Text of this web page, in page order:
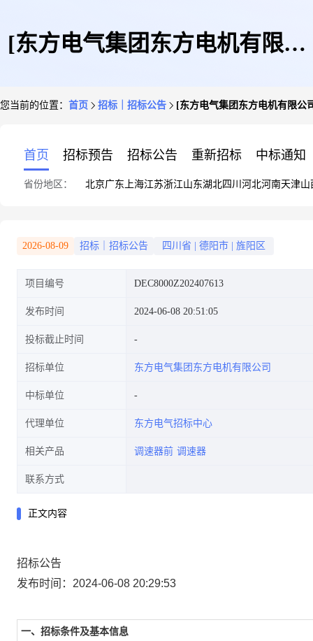
[东方电气集团东方电机有限公
您当前的位置： 首页 招标｜招标公告 [东方电气集团东方电机有限公
首页 招标预告 招标公告 重新招标 中标通知
省份地区： 北京广东 上海江苏浙江山东湖北四川 河北河南天津山
2026-08-09 招标｜招标公告 四川省 德阳市 旌阳区
项目编号 DEC8000Z202407613
发布时间 2024-06-08 20:51:05
投标截止时间
招标单位 东方电气集团东方电机有限公司
中标单位
代理单位 东方电气招标中心
相关产品 调速器前 调速器
联系方式
正文内容
招标公告
发布时间：2024-06-08 20:29:53
一、招标条件及基本信息